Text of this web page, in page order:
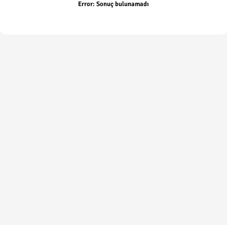
Error: Sonuç bulunamadı